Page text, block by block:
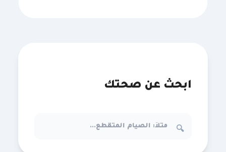
ابحث عن صحتك
🔍